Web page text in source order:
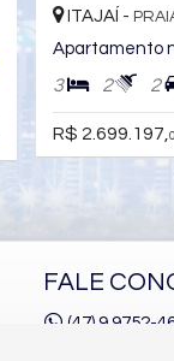
ITAJAÍ -
3 2 2
R$ 1.900.000,
FALE
(47) 9.9752-